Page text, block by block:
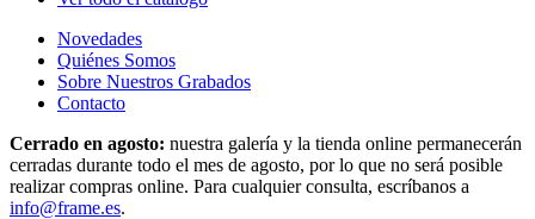
Novedades
Quiénes Somos
Sobre Nuestros Grabados
Contacto
Cerrado en agosto: nuestra galería y la tienda online permanecerán
cerradas durante todo el mes de agosto, por lo que no será posible
realizar compras online. Para cualquier consulta, escríbanos a
info@frame.es.